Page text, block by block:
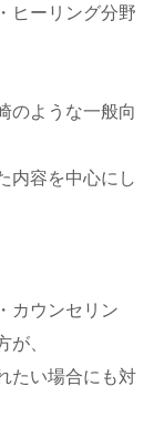
ヒーリング分野
のような一般向
内容を中心にし
カウンセリン
が、
たい場合にも対